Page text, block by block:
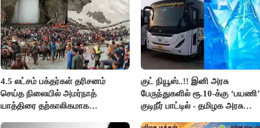
4.5 லட்சம் பக்தர்கள் தரிசனம்
செய்த நிலையில் அமர்நாத்
யாத்திரை தற்காலிகமாக
குட் நியூஸ்..!! இனி அரசு
பேருந்துகளில் ரூ.10-க்கு ‘பயணி’
குடிநீர் பாட்டில் - தமிழக அரசு